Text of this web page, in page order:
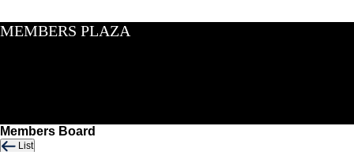
MEMBERS PLAZA
Members Board
List